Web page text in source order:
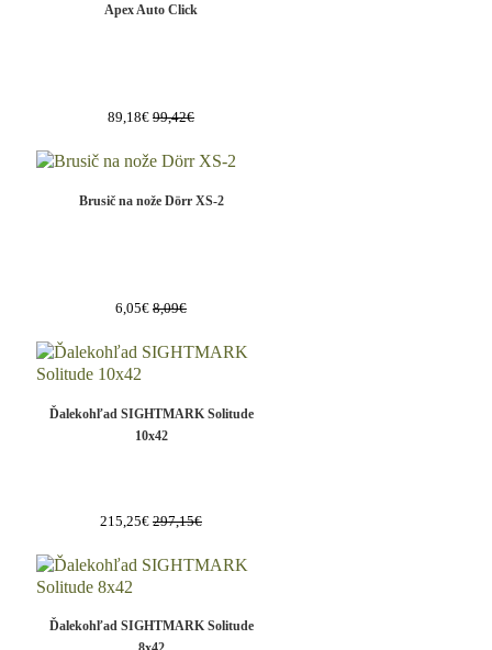
Apex Auto Click
89,18€ 99,42€
Brusič na nože Dörr XS-2
6,05€ 8,09€
Ďalekohľad SIGHTMARK Solitude
10x42
215,25€ 297,15€
Ďalekohľad SIGHTMARK Solitude